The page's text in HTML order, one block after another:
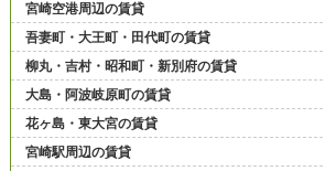
宮崎空港周辺の賃貸
吾妻町・大王町・田代町の賃貸
柳丸・吉村・昭和町・新別府の賃貸
大島・阿波岐原町の賃貸
花ヶ島・東大宮の賃貸
宮崎駅周辺の賃貸